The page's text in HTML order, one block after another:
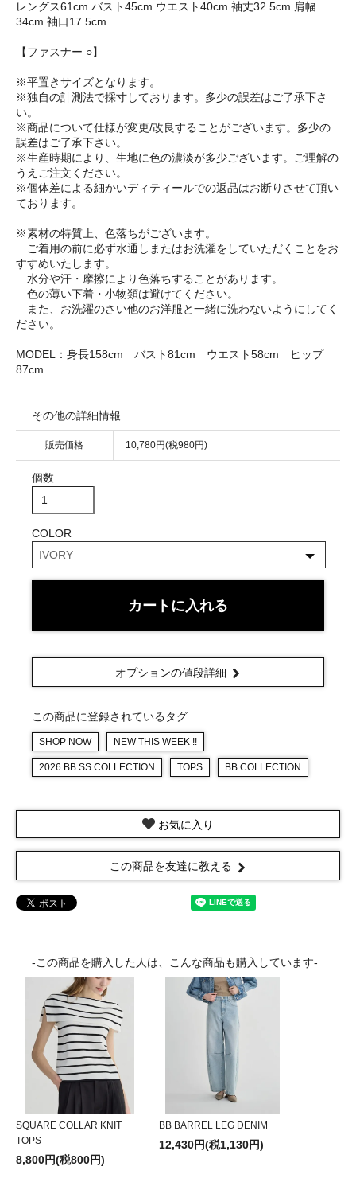
レングス61cm バスト45cm ウエスト40cm 袖丈32.5cm 肩幅
34cm 袖口17.5cm
【ファスナー ○】
※平置きサイズとなります。
※独自の計測法で採寸しております。多少の誤差はご了承下さ
い。
※商品について仕様が変更/改良することがございます。多少の
誤差はご了承下さい。
※生産時期により、生地に色の濃淡が多少ございます。ご理解の
うえご注文ください。
※個体差による細かいディティールでの返品はお断りさせて頂い
ております。
※素材の特質上、色落ちがございます。
ご着用の前に必ず水通しまたはお洗濯をしていただくことをお
すすめいたします。
水分や汗・摩擦により色落ちすることがあります。
色の薄い下着・小物類は避けてください。
また、お洗濯のさい他のお洋服と一緒に洗わないようにしてく
ださい。
MODEL：身長158cm バスト81cm ウエスト58cm ヒップ
87cm
その他の詳細情報
販売価格 10,780円(税980円)
個数
COLOR
カートに入れる
オプションの値段詳細
この商品に登録されているタグ
SHOP NOW NEW THIS WEEK !!
2026 BB SS COLLECTION TOPS BB COLLECTION
お気に入り
この商品を友達に教える
-この商品を購入した人は、こんな商品も購入しています-
SQUARE COLLAR KNIT
TOPS
8,800円(税800円)
BB BARREL LEG DENIM
12,430円(税1,130円)